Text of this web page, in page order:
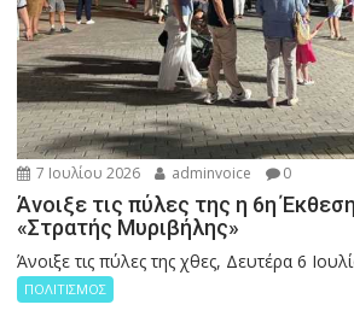
7 Ιουλίου 2026 adminvoice 0
Άνοιξε τις πύλες της η 6η
«Στρατής Μυριβήλης»
Άνοιξε τις πύλες της χθες, Δευτέρα 6
ΠΟΛΙΤΙΣΜΟΣ